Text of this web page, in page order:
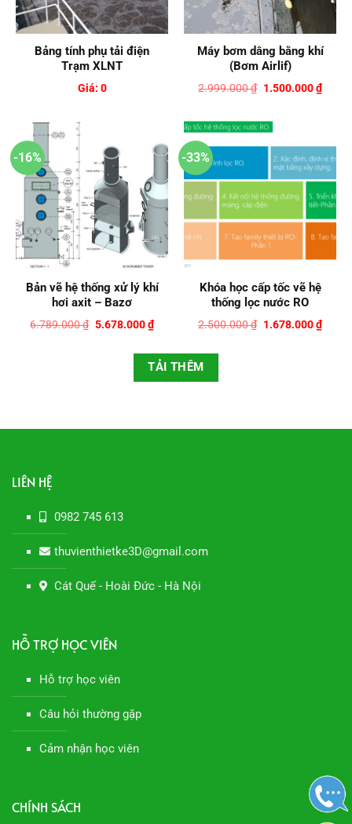
Bảng tính phụ tải điện
Trạm XLNT
Giá: 0
Máy bơm dâng bằng khí
(Bơm Airlif)
2.999.000₫ Giá
2.999.000 ₫.
1.500.000₫Giá
hiện
-16%
Bản vẽ hệ thống xử lý khí
hơi axit – Bazơ
6.789.000₫ Giá
6.789.000 ₫.
5.678.000₫Giá
hiện
là:
5.678.000 ₫.
-33%
Khóa học cấp tốc vẽ hệ
thống lọc nước RO
2.500.000₫ Giá
1.678.000₫Giá
hiện
TẢI THÊM
LIÊN HỆ
0982 745 613
thuvienthietke3D@gmail.com
Cát Quế - Hoài Đức - Hà Nội
HỖ TRỢ HỌC VIÊN
Hỗ trợ học viên
Câu hỏi thường gặp
Cảm nhận học viên
CHÍNH SÁCH